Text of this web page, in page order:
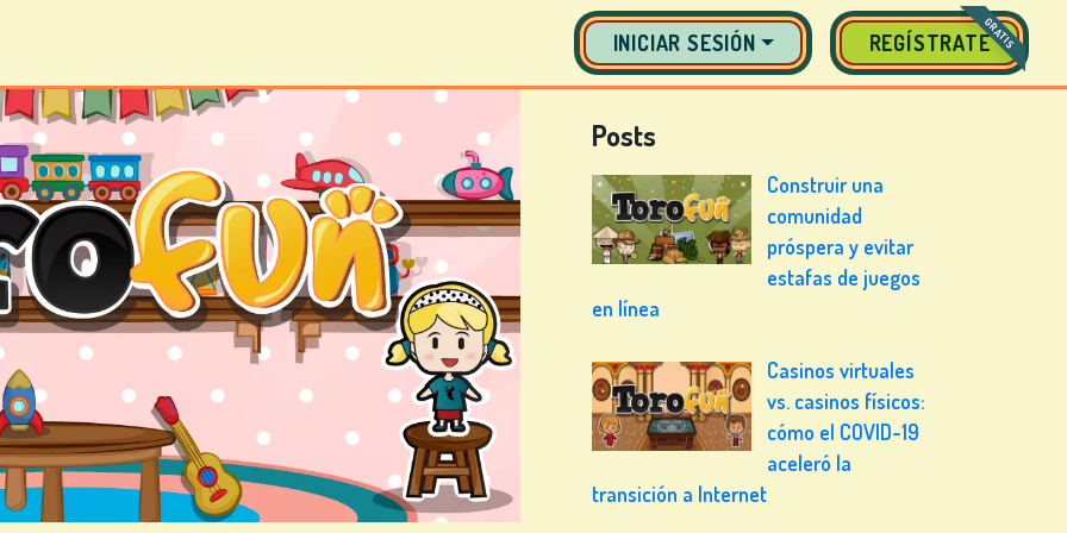
INICIAR SESIÓN REGÍSTRATEGRATIS
Posts
Construir una
comunidad
próspera y evitar
estafas de juegos
en línea
Casinos virtuales
vs. casinos físicos:
cómo el COVID-19
aceleró la
transición a Internet